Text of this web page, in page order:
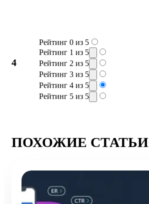
4
Рейтинг 0 из 5
Рейтинг 1 из 5
Рейтинг 2 из 5
Рейтинг 3 из 5
Рейтинг 4 из 5
Рейтинг 5 из 5
ПОХОЖИЕ СТАТЬИ